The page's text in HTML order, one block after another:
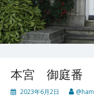
本宮 御庭番
2023年6月2日